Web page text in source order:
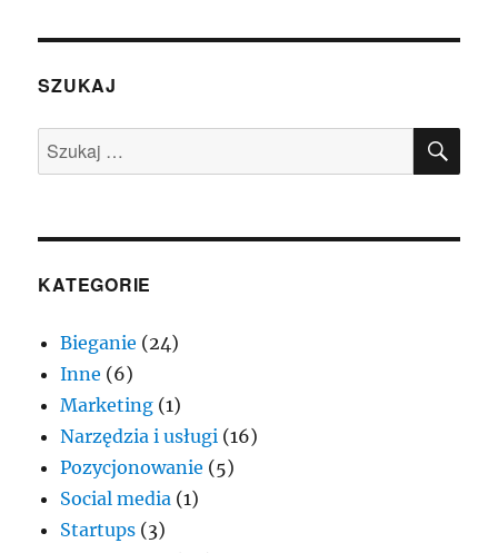
SZUKAJ
Szukaj:
KATEGORIE
Bieganie (24)
Inne (6)
Marketing (1)
Narzędzia i usługi (16)
Pozycjonowanie (5)
Social media (1)
Startups (3)